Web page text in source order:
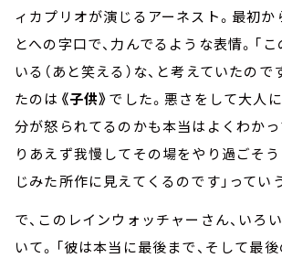
ィカプリオが演じるアーネスト。最初か
とへの字口で、力んでるような表情。「
いる（あと笑える）な、と考えていたので
たのは 《子供》でした。悪さをして大人
分が怒られてるのかも本当はよくわかっ
りあえず我慢してその場をやり過ごそ
じみた所作に見えてくるのです」ってい
で、このレインウォッチャーさん、いろ
いて。「彼は本当に最後まで、そして最